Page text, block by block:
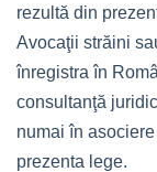
rezultă din
Avocaţii străini
înregistra în
consultanţă
numai în
prezenta lege.